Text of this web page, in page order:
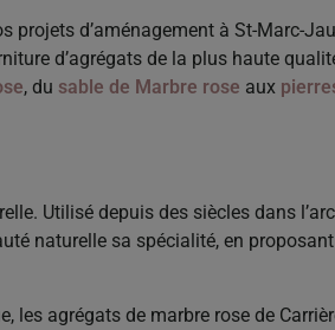
projets d’aménagement à St-Marc-
d’agrégats de la plus haute
, du sable de Marbre rose aux
Utilisé depuis des siècles dans
naturelle sa spécialité, en
agrégats de marbre rose de